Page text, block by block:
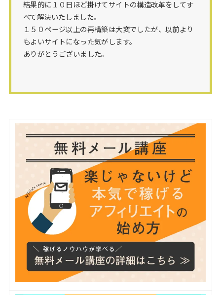
結果的に１０日ほど掛けてサイトの構造改革をしてす
べて解決いたしました。
１５０ページ以上の再構築は大変でしたが、以前より
もよいサイトになった気がします。
ありがとうございました。